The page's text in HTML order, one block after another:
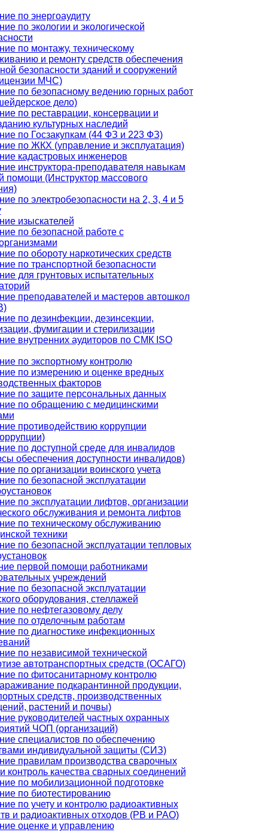
по энергоаудиту
по экологии и экологической
по монтажу, техническому
и ремонту средств обеспечения
безопасности зданий и сооружений
МЧС)
по безопасному ведению горных работ
дело)
по реставрации, консервации и
культурных наследий
по Госзакупкам (44 ФЗ и 223 ФЗ)
по ЖКХ (управление и эксплуатация)
кадастровых инженеров
инструктора-преподавателя навыкам
помощи (Инструктор массового
по электробезопасности на 2, 3, 4 и 5
изыскателей
по безопасной работе с
по обороту наркотических средств
по транспортной безопасности
для грунтовых испытательных
преподавателей и мастеров автошкол
по дезинфекции, дезинсекции,
фумигации и стерилизации
внутренних аудиторов по СМК ISO
по экспортному контролю
по измерению и оценке вредных
факторов
по защите персональных данных
по обращению с медицинскими
противодействию коррупции
по доступной среде для инвалидов
обеспечения доступности инвалидов)
по организации воинского учета
по безопасной эксплуатации
по эксплуатации лифтов, организации
обслуживания и ремонта лифтов
по техническому обслуживанию
техники
по безопасной эксплуатации тепловых
первой помощи работниками
учреждений
по безопасной эксплуатации
оборудования, стеллажей
по нефтегазовому делу
по отделочным работам
по диагностике инфекционных
по независимой технической
автотранспортных средств (ОСАГО)
по фитосанитарному контролю
подкарантинной продукции,
средств, производственных
растений и почвы)
руководителей частных охранных
ЧОП (организаций)
специалистов по обеспечению
индивидуальной защиты (СИЗ)
правилам производства сварочных
контроль качества сварных соединений
по мобилизационной подготовке
по биотестированию
по учету и контролю радиоактивных
и радиоактивных отходов (РВ и РАО)
оценке и управлению